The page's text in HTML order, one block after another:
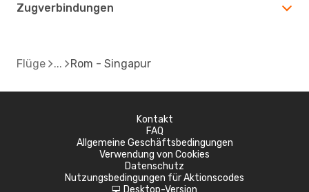
Zugverbindungen
Flüge Rom - Singapur
Kontakt
FAQ
Allgemeine Geschäftsbedingungen
Verwendung von Cookies
Datenschutz
Nutzungsbedingungen für Aktionscodes
Desktop-Version